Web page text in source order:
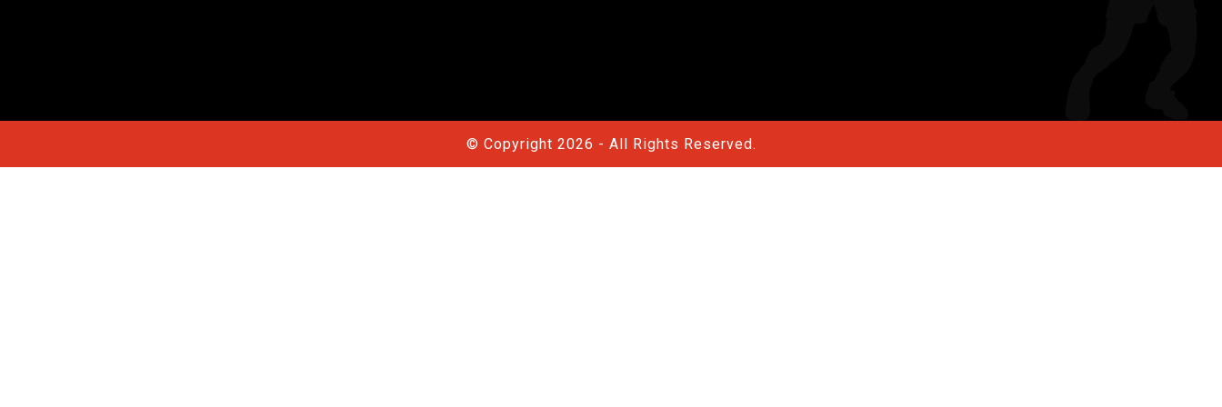
© Copyright 2026 - All Rights Reserved.